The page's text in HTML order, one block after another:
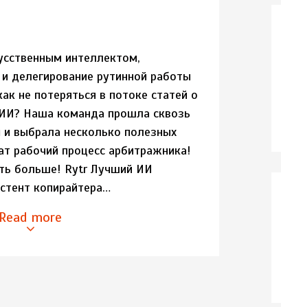
интеллектом,
делегирование рутинной работы
не потеряться в потоке статей о
Наша команда прошла сквозь
выбрала несколько полезных
рабочий процесс арбитражника!
больше! Rytr Лучший ИИ
копирайтера…
Read more